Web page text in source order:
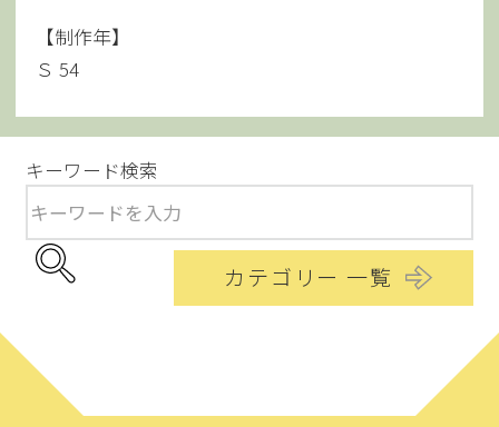
【制作年】
Ｓ 54
キーワード検索
カテゴリー 一覧